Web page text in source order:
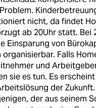
nicht, da findet
ab 20Uhr statt. Bei
Einsparung von
organisierbar. Falls
und
sie es tun. Es
der
der aus seinem